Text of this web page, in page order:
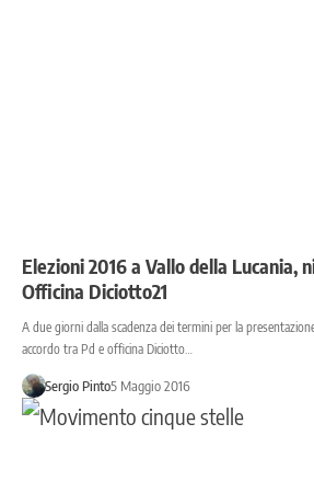
Elezioni 2016 a Vallo della Lucania,
Officina Diciotto21
A due giorni dalla scadenza dei termini per la
accordo tra Pd e officina Diciotto…
Sergio Pinto5 Maggio 2016